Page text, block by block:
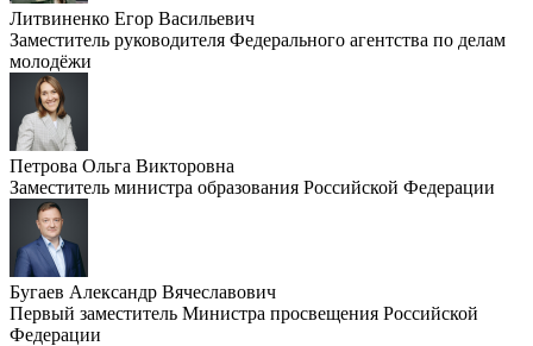
Литвиненко Егор Васильевич
Заместитель руководителя Федерального агентства по делам
молодёжи
Петрова Ольга Викторовна
Заместитель министра образования Российской Федерации
Бугаев Александр Вячеславович
Первый заместитель Министра просвещения Российской
Федерации